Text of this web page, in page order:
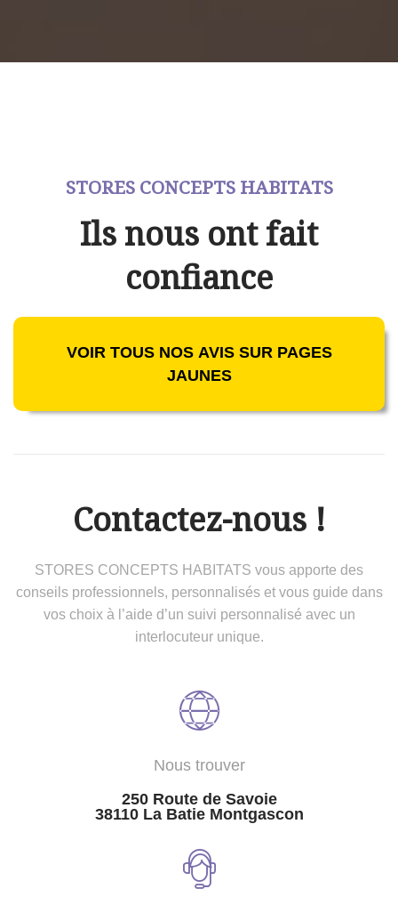
STORES CONCEPTS HABITATS
Ils nous ont fait
confiance
VOIR TOUS NOS AVIS SUR PAGES
JAUNES
Contactez-nous !
STORES CONCEPTS HABITATS vous apporte des
conseils professionnels, personnalisés et vous guide dans
vos choix à l’aide d’un suivi personnalisé avec un
interlocuteur unique.
Nous trouver
250 Route de Savoie
38110 La Batie Montgascon